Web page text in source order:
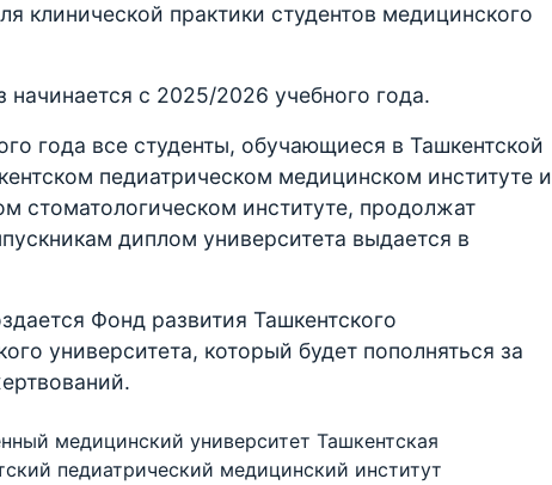
клинической практики студентов медицинского
с 2025/2026 учебного года.
года все студенты, обучающиеся в Ташкентской
педиатрическом медицинском институте и
стоматологическом институте, продолжат
диплом университета выдается в
Фонд развития Ташкентского
университета, который будет пополняться за
медицинский университет Ташкентская
педиатрический медицинский институт